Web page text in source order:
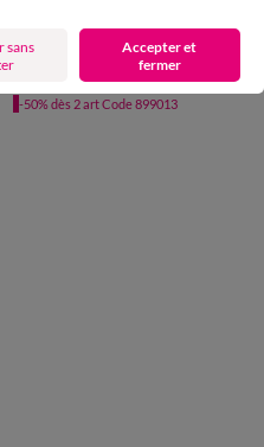
22,99 €
-50% dès 2 art Code 899013
sans
Accepter et
fermer